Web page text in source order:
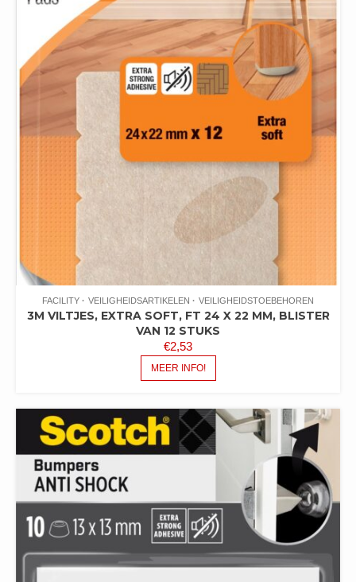
FACILITY VEILIGHEIDSARTIKELEN VEILIGHEIDSTOEBEHOREN
3M VILTJES, EXTRA SOFT, FT 24 X 22 MM, BLISTER
VAN 12 STUKS
€2,53
MEER INFO!